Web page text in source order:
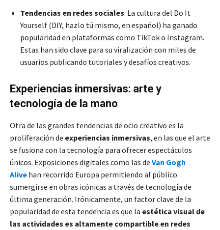
Tendencias en redes sociales. La cultura del Do It
Yourself (DIY, hazlo tú mismo, en español) ha ganado
popularidad en plataformas como TikTok o Instagram.
Estas han sido clave para su viralización con miles de
usuarios publicando tutoriales y desafíos creativos.
Experiencias inmersivas: arte y
tecnología de la mano
Otra de las grandes tendencias de ocio creativo es la
proliferación de experiencias inmersivas, en las que el arte
se fusiona con la tecnología para ofrecer espectáculos
únicos. Exposiciones digitales como las de Van Gogh
Alive han recorrido Europa permitiendo al público
sumergirse en obras icónicas a través de tecnología de
última generación. Irónicamente, un factor clave de la
popularidad de esta tendencia es que la estética visual de
las actividades es altamente compartible en redes